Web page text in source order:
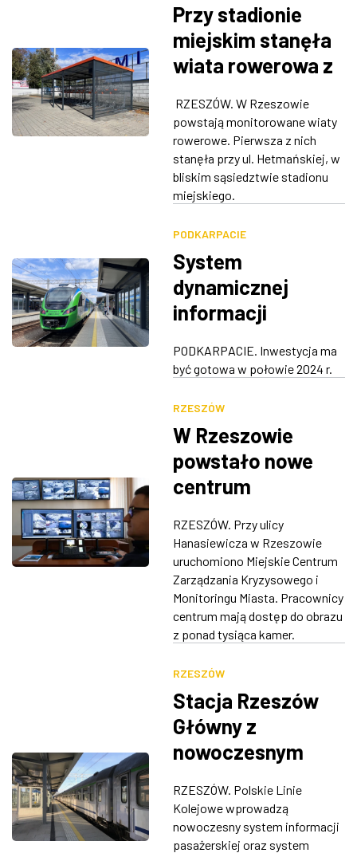
Przy stadionie
miejskim stanęła
wiata rowerowa z
Będzie ich więcej
[ZDJĘCIA]
RZESZÓW. W Rzeszowie
powstają monitorowane wiaty
rowerowe. Pierwsza z nich
stanęła przy ul. Hetmańskiej, w
bliskim sąsiedztwie stadionu
miejskiego.
PODKARPACIE
System
dynamicznej
informacji
ułatwi
Podmiejską Koleją
Aglomeracyjną
PODKARPACIE. Inwestycja ma
być gotowa w połowie 2024 r.
RZESZÓW
W Rzeszowie
powstało nowe
centrum
RZESZÓW. Przy ulicy
Hanasiewicza w Rzeszowie
uruchomiono Miejskie Centrum
Zarządzania Kryzysowego i
Monitoringu Miasta. Pracownicy
centrum mają dostęp do obrazu
z ponad tysiąca kamer.
RZESZÓW
Stacja Rzeszów
Główny z
nowoczesnym
informacji i
monitoringiem
RZESZÓW. Polskie Linie
Kolejowe wprowadzą
nowoczesny system informacji
pasażerskiej oraz system